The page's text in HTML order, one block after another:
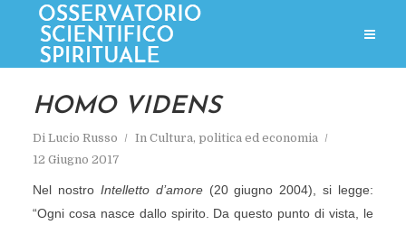
HOMO VIDENS
Di Lucio Russo In Cultura, politica ed economia
12 Giugno 2017
Nel nostro Intelletto d’amore(20 giugno 2004), si legge:
“Ogni cosa nasce dallo spirito. Da questo punto di vista, le